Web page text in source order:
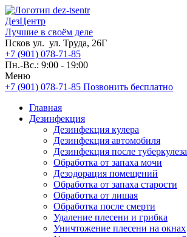
ДезЦентр
Лучшие в своём деле
Псков ул. ул. Труда, 26Г
+7 (901) 078-71-85
Пн.-Вс.: 9:00 - 19:00
Меню
+7 (901) 078-71-85 Позвонить бесплатно
Главная
Дезинфекция
Дезинфекция кулера
Дезинфекция автомобиля
Дезинфекция после туберкулеза
Обработка от запаха мочи
Дезодорация помещений
Обработка от запаха старости
Обработка от лишая
Обработка после смерти
Удаление плесени и грибка
Уничтожение плесени на окнах